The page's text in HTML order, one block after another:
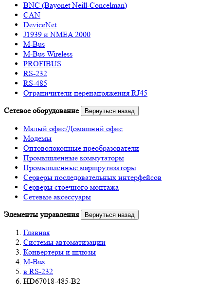
BNC (Bayonet Neill-Concelman)
CAN
DeviceNet
J1939 и NMEA 2000
M-Bus
M-Bus Wireless
PROFIBUS
RS-232
RS-485
Ограничители перенапряжения RJ45
Сетевое оборудование
Вернуться назад
Малый офис/Домашний офис
Модемы
Оптоволоконные преобразователи
Промышленные коммутаторы
Промышленные маршрутизаторы
Серверы последовательных интерфейсов
Серверы стоечного монтажа
Сетевые аксессуары
Элементы управления
Вернуться назад
Главная
Системы автоматизации
Конвертеры и шлюзы
M-Bus
в RS-232
HD67018-485-B2